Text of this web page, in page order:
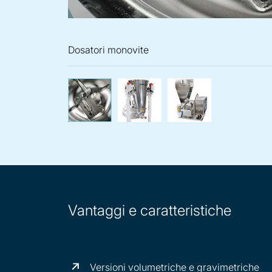
Dosatori monovite
Dosatori monovite
Dosatore
Vantaggi e caratteristiche
Versioni volumetriche e gravimetriche